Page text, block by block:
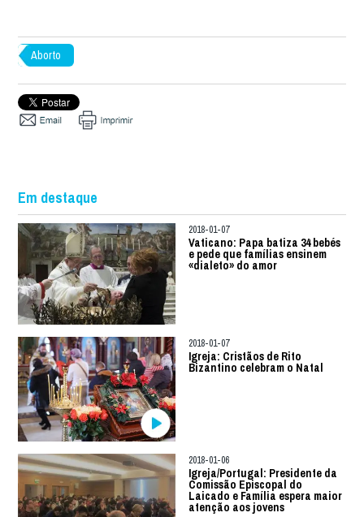
Aborto
Em destaque
2018-01-07
Vaticano: Papa batiza 34 bebés
e pede que famílias ensinem
«dialeto» do amor
2018-01-07
Igreja: Cristãos de Rito
Bizantino celebram o Natal
2018-01-06
Igreja/Portugal: Presidente da
Comissão Episcopal do
Laicado e Família espera maior
atenção aos jovens